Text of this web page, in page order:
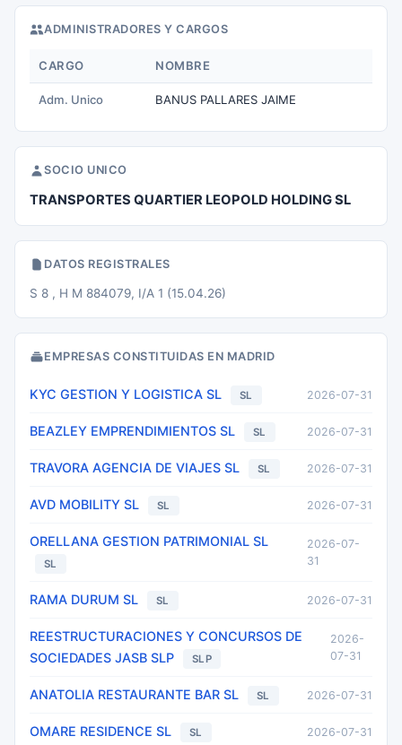
ADMINISTRADORES Y CARGOS
CARGO NOMBRE
Adm. Unico BANUS PALLARES JAIME
SOCIO UNICO
TRANSPORTES QUARTIER LEOPOLD HOLDING SL
DATOS REGISTRALES
S 8 , H M 884079, I/A 1 (15.04.26)
EMPRESAS CONSTITUIDAS EN MADRID
KYC GESTION Y LOGISTICA SL SL 2026-07-31
BEAZLEY EMPRENDIMIENTOS SL SL 2026-07-31
TRAVORA AGENCIA DE VIAJES SL SL 2026-07-31
AVD MOBILITY SL SL 2026-07-31
ORELLANA GESTION PATRIMONIAL SL
SL
2026-07-
31
RAMA DURUM SL SL 2026-07-31
REESTRUCTURACIONES Y CONCURSOS DE
SOCIEDADES JASB SLP
SLP
2026-
07-31
ANATOLIA RESTAURANTE BAR SL SL 2026-07-31
OMARE RESIDENCE SL SL 2026-07-31